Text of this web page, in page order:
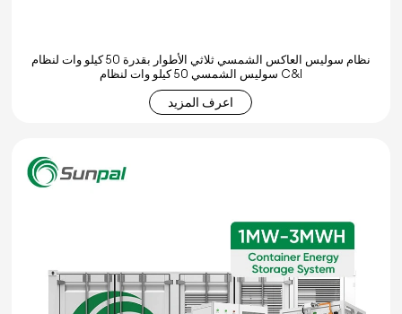
نظام سوليس العاكس الشمسي ثلاثي الأطوار بقدرة 50 كيلو وات لنظام
سوليس الشمسي 50 كيلو وات لنظام C&I
اعرف المزيد